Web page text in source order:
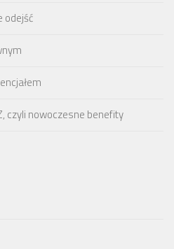
odejść
czyli nowoczesne benefity